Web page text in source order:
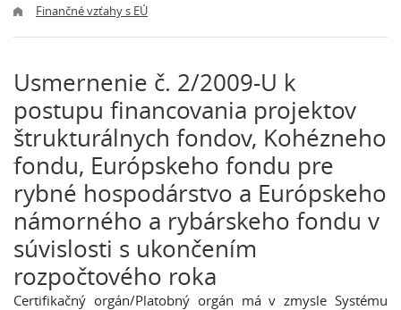
Finančné vzťahy s EÚ
Usmernenie č. 2/2009-U k
postupu financovania projektov
štrukturálnych fondov, Kohézneho
fondu, Európskeho fondu pre
rybné hospodárstvo a Európskeho
námorného a rybárskeho fondu v
súvislosti s ukončením
rozpočtového roka
Certifikačný orgán/Platobný orgán má v zmysle Systému